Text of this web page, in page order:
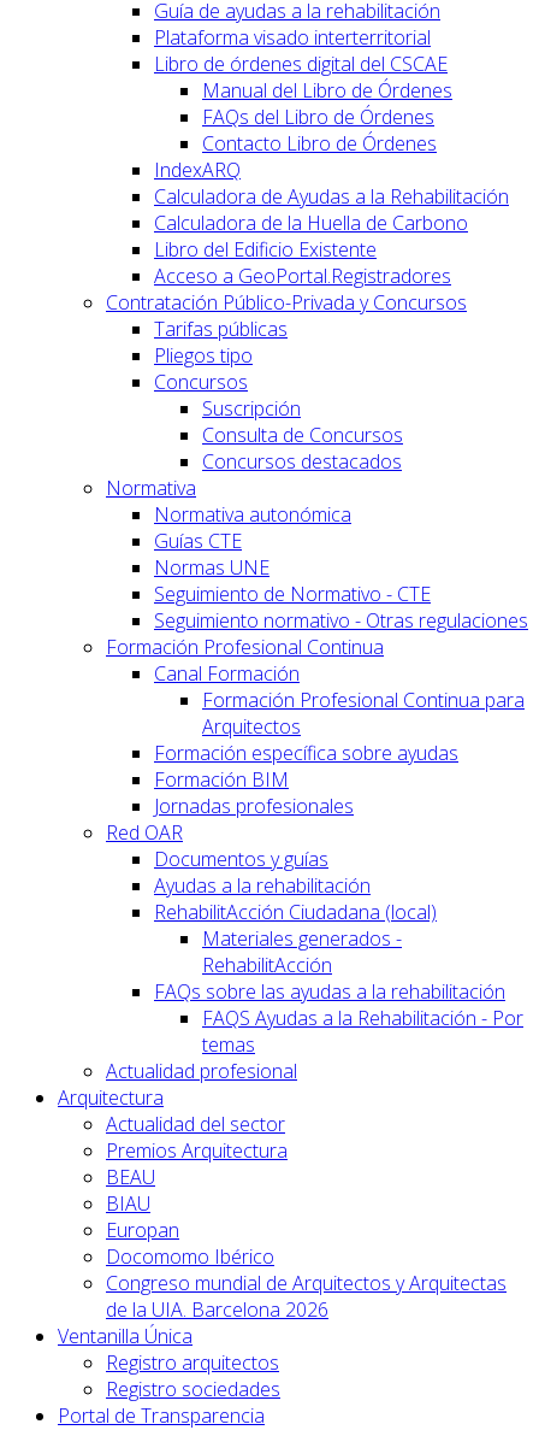
Guía de ayudas a la rehabilitación
Plataforma visado interterritorial
Libro de órdenes digital del CSCAE
Manual del Libro de Órdenes
FAQs del Libro de Órdenes
Contacto Libro de Órdenes
IndexARQ
Calculadora de Ayudas a la Rehabilitación
Calculadora de la Huella de Carbono
Libro del Edificio Existente
Acceso a GeoPortal.Registradores
Contratación Público-Privada y Concursos
Tarifas públicas
Pliegos tipo
Concursos
Suscripción
Consulta de Concursos
Concursos destacados
Normativa
Normativa autonómica
Guías CTE
Normas UNE
Seguimiento de Normativo - CTE
Seguimiento normativo - Otras regulaciones
Formación Profesional Continua
Canal Formación
Formación Profesional Continua para
Arquitectos
Formación específica sobre ayudas
Formación BIM
Jornadas profesionales
Red OAR
Documentos y guías
Ayudas a la rehabilitación
RehabilitAcción Ciudadana (local)
Materiales generados -
RehabilitAcción
FAQs sobre las ayudas a la rehabilitación
FAQS Ayudas a la Rehabilitación - Por
temas
Actualidad profesional
Arquitectura
Actualidad del sector
Premios Arquitectura
BEAU
BIAU
Europan
Docomomo Ibérico
Congreso mundial de Arquitectos y Arquitectas
de la UIA. Barcelona 2026
Ventanilla Única
Registro arquitectos
Registro sociedades
Portal de Transparencia